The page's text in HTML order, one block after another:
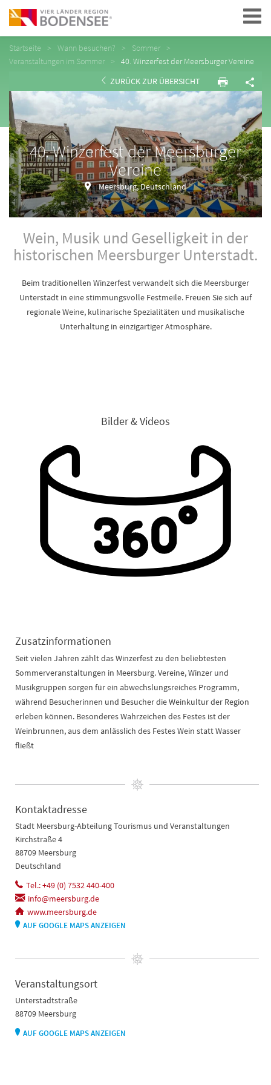
Navigation
Startseite Wann besuchen?
Sommer
Veranstaltungen im Sommer
40. Winzerfest der Meersburger Vereine
ZURÜCK ZUR ÜBERSICHT
40. Winzerfest der Meersburger
Vereine
Meersburg, Deutschland
Wein, Musik und Geselligkeit in der
historischen Meersburger Unterstadt.
Beim traditionellen Winzerfest verwandelt sich die Meersburger
Unterstadt in eine stimmungsvolle Festmeile. Freuen Sie sich auf
regionale Weine, kulinarische Spezialitäten und musikalische
Unterhaltung in einzigartiger Atmosphäre.
Bilder & Videos
Zusatzinformationen
Seit vielen Jahren zählt das Winzerfest zu den beliebtesten
Sommerveranstaltungen in Meersburg. Vereine, Winzer und
Musikgruppen sorgen für ein abwechslungsreiches Programm,
während Besucherinnen und Besucher die Weinkultur der Region
erleben können. Besonderes Wahrzeichen des Festes ist der
Weinbrunnen, aus dem anlässlich des Festes Wein statt Wasser
fließt
Kontaktadresse
Stadt Meersburg-Abteilung Tourismus und Veranstaltungen
Kirchstraße 4
88709 Meersburg
Deutschland
Tel.: +49 (0) 7532 440-400
info@meersburg.de
www.meersburg.de
AUF GOOGLE MAPS ANZEIGEN
Veranstaltungsort
Unterstadtstraße
88709 Meersburg
AUF GOOGLE MAPS ANZEIGEN